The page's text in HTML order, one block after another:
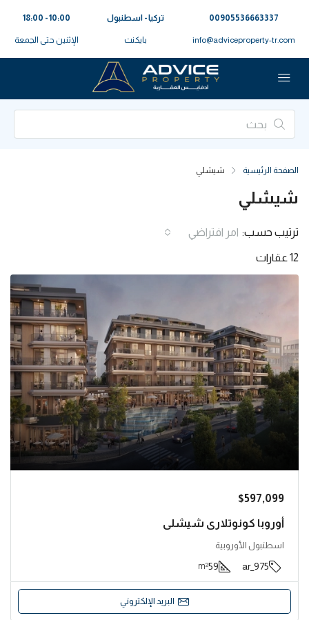
00905536663337⁩
info@adviceproperty-tr.com
تركيا - اسطنبول
بايكنت
10:00 - 18:00
الإثنين حتى الجمعة
الصفحة الرئيسية شيشلي
شيشلي
12 عقارات
ترتيب حسب: امر افتراضي
$597,099
أوروبا كونوتلاري شيشلي
اسطنبول الأوروبية
975_ar
59
m²
البريد الإلكتروني